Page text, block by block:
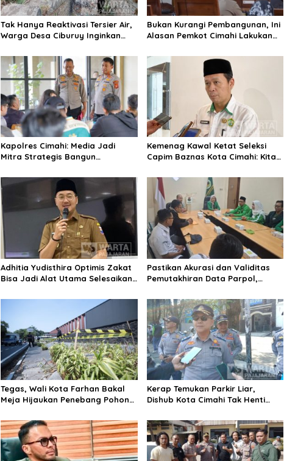
Tak Hanya Reaktivasi Tersier Air,
Warga Desa Ciburuy Inginkan
Bukan Kurangi Pembangunan, Ini
Alasan Pemkot Cimahi Lakukan
Kapolres Cimahi: Media Jadi
Mitra Strategis Bangun
Kemenag Kawal Ketat Seleksi
Capim Baznas Kota Cimahi: Kita
Berintegritas
Adhitia Yudisthira Optimis Zakat
Bisa Jadi Alat Utama Selesaikan
Pastikan Akurasi dan Validitas
Pemutakhiran Data Parpol,
Pengawasan
Tegas, Wali Kota Farhan Bakal
Meja Hijaukan Penebang Pohon
Kerap Temukan Parkir Liar,
Dishub Kota Cimahi Tak Henti